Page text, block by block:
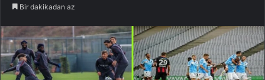
Bir dakikadan az